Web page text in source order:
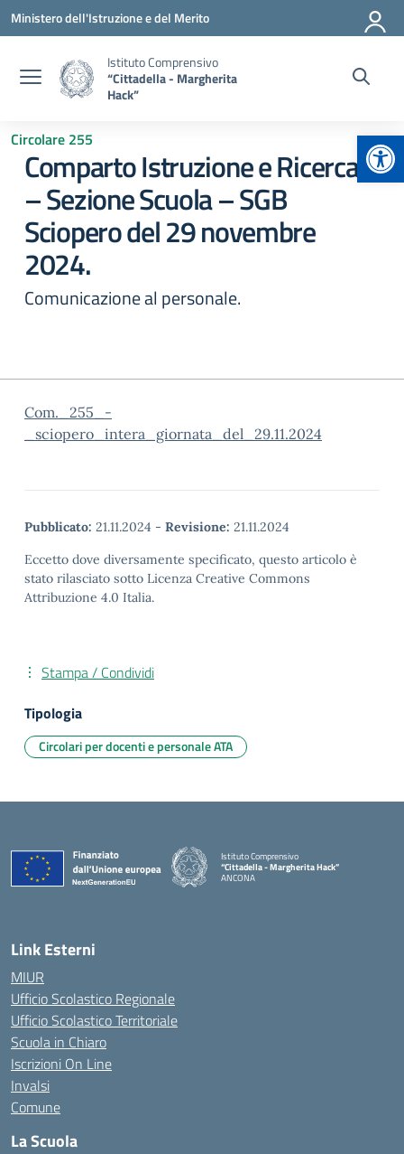
Vai ai contenuti
Vai al menu di navigazione
Vai al footer
Ministero dell'Istruzione e del Merito
Istituto Comprensivo
“Cittadella - Margherita
Hack”
Circolare 255
Comparto Istruzione e Ricerca
– Sezione Scuola – SGB
Sciopero del 29 novembre
2024.
Comunicazione al personale.
Com._255_-
_sciopero_intera_giornata_del_29.11.2024
Pubblicato: 21.11.2024 - Revisione: 21.11.2024
Eccetto dove diversamente specificato, questo articolo è
stato rilasciato sotto Licenza Creative Commons
Attribuzione 4.0 Italia.
Stampa / Condividi
Tipologia
Circolari per docenti e personale ATA
Istituto Comprensivo
“Cittadella - Margherita Hack”
ANCONA
Link Esterni
MIUR
Ufficio Scolastico Regionale
Ufficio Scolastico Territoriale
Scuola in Chiaro
Iscrizioni On Line
Invalsi
Comune
La Scuola